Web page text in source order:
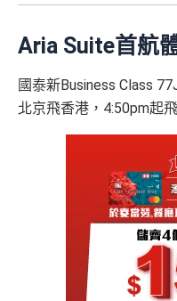
Aria Suite首航
國泰新Business Class
北京飛香港，4:50pm起飛